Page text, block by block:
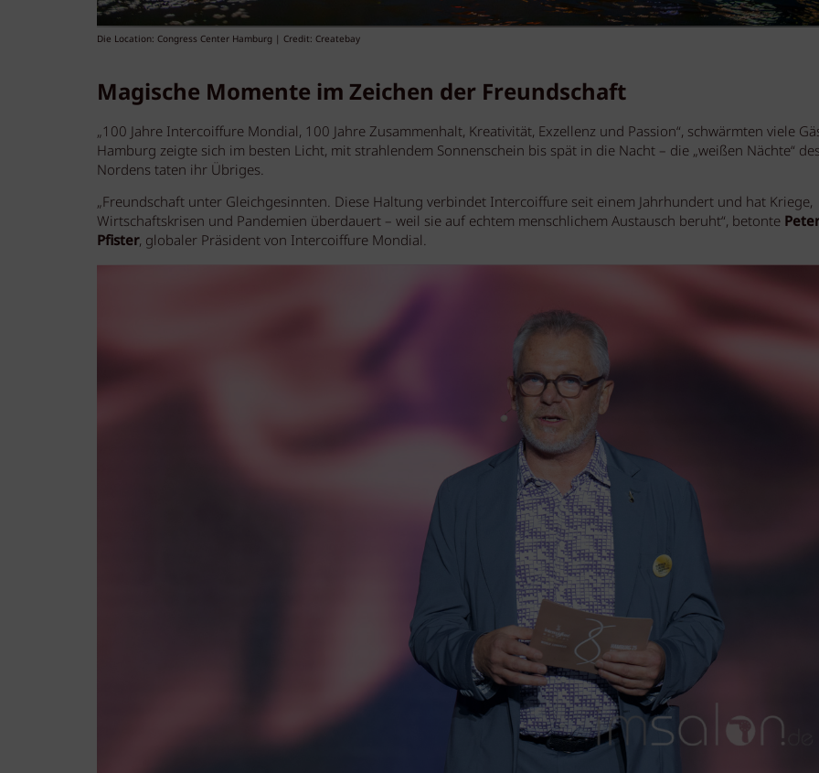
Die Location: Congress Center Hamburg | Credit: Createbay
Magische Momente im Zeichen der Freundschaft
„100 Jahre Intercoiffure Mondial, 100 Jahre Zusammenhalt, Kreativität, Exzellenz und Passion“, schwärmten viele
Hamburg zeigte sich im besten Licht, mit strahlendem Sonnenschein bis spät in die Nacht – die „weißen Nächte“
Nordens taten ihr Übriges.
„Freundschaft unter Gleichgesinnten. Diese Haltung verbindet Intercoiffure seit einem Jahrhundert und hat Kriege,
Wirtschaftskrisen und Pandemien überdauert – weil sie auf echtem menschlichem Austausch beruht“, betonte
Pfister, globaler Präsident von Intercoiffure Mondial.